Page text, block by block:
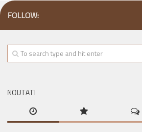
FOLLOW:
NOUTATI